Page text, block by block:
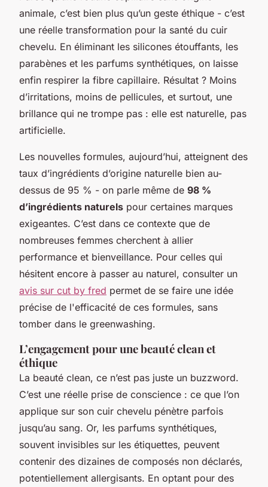
animale, c’est bien plus qu’un geste éthique - c’est
une réelle transformation pour la santé du cuir
chevelu. En éliminant les silicones étouffants, les
parabènes et les parfums synthétiques, on laisse
enfin respirer la fibre capillaire. Résultat ? Moins
d’irritations, moins de pellicules, et surtout, une
brillance qui ne trompe pas : elle est naturelle, pas
artificielle.
Les nouvelles formules, aujourd’hui, atteignent des
taux d’ingrédients d’origine naturelle bien au-
dessus de 95 % - on parle même de 98 %
d’ingrédients naturels pour certaines marques
exigeantes. C’est dans ce contexte que de
nombreuses femmes cherchent à allier
performance et bienveillance. Pour celles qui
hésitent encore à passer au naturel, consulter un
avis sur cut by fred permet de se faire une idée
précise de l'efficacité de ces formules, sans
tomber dans le greenwashing.
L’engagement pour une beauté clean et
éthique
La beauté clean, ce n’est pas juste un buzzword.
C’est une réelle prise de conscience : ce que l’on
applique sur son cuir chevelu pénètre parfois
jusqu’au sang. Or, les parfums synthétiques,
souvent invisibles sur les étiquettes, peuvent
contenir des dizaines de composés non déclarés,
potentiellement allergisants. En optant pour des